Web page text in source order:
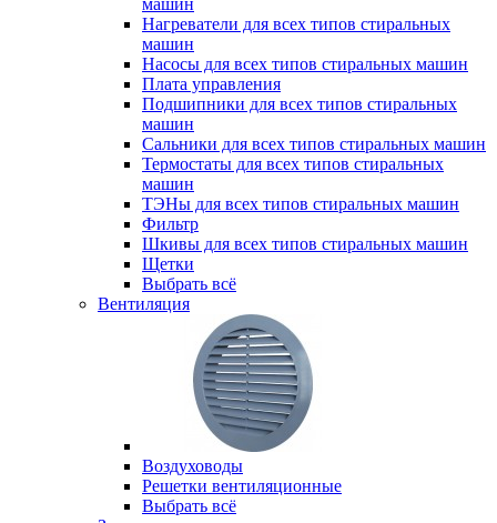
машин
Нагреватели для всех типов стиральных
машин
Насосы для всех типов стиральных машин
Плата управления
Подшипники для всех типов стиральных
машин
Сальники для всех типов стиральных машин
Термостаты для всех типов стиральных
машин
ТЭНы для всех типов стиральных машин
Фильтр
Шкивы для всех типов стиральных машин
Щетки
Выбрать всё
Вентиляция
Воздуховоды
Решетки вентиляционные
Выбрать всё